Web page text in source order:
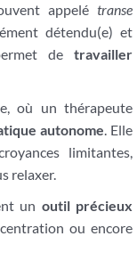
appelétranse
détendu(e) et
detravailler
où un thérapeute
autonome. Elle
limitantes,
relaxer.
un outil précieux
ou encore